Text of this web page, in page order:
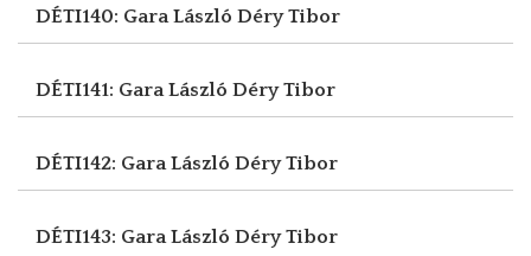
DÉTI140: Gara László Déry Tibor
DÉTI141: Gara László Déry Tibor
DÉTI142: Gara László Déry Tibor
DÉTI143: Gara László Déry Tibor